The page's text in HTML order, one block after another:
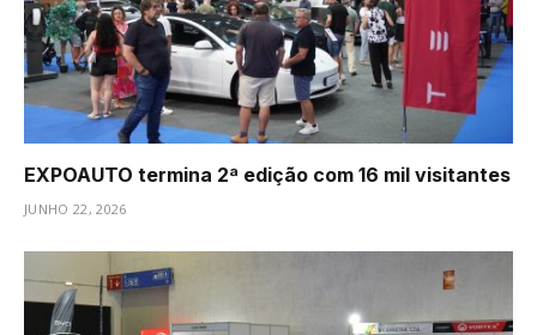
EXPOAUTO termina 2ª edição com 16 mil visitantes
JUNHO 22, 2026